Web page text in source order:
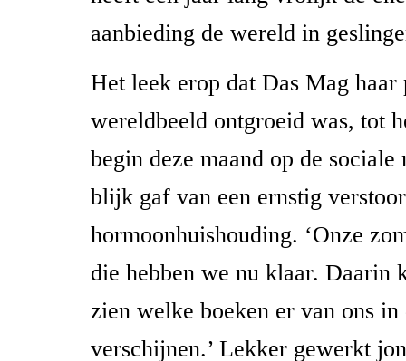
aanbieding de wereld in
Het leek erop dat Das Mag haar
wereldbeeld ontgroeid was, tot
begin deze maand op de sociale
blijk gaf van een ernstig
hormoonhuishouding. ‘Onze
die hebben we nu klaar. Daarin
zien welke boeken er van ons in
verschijnen.’ Lekker gewerkt